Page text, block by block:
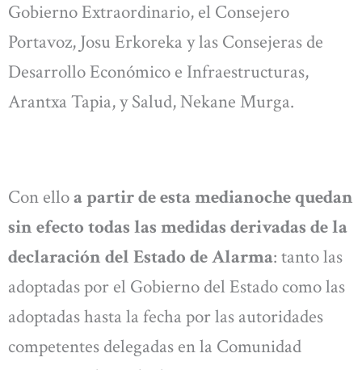
Gobierno Extraordinario, el Consejero
Portavoz, Josu Erkoreka y las Consejeras de
Desarrollo Económico e Infraestructuras,
Arantxa Tapia, y Salud, Nekane Murga.
Con elloa partir de esta medianoche quedan
sin efecto todas las medidas derivadas de la
declaración del Estado de Alarma: tanto las
adoptadas por el Gobierno del Estado como las
adoptadas hasta la fecha por las autoridades
competentes delegadas en la Comunidad